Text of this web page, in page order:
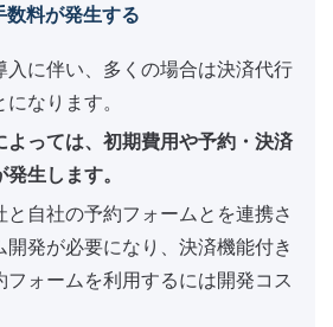
料が発生する
入に伴い、多くの場合は決済代行
なります。
よっては、初期費用や予約・決済
生します。
と自社の予約フォームとを連携さ
発が必要になり、決済機能付き
ォームを利用するには開発コス